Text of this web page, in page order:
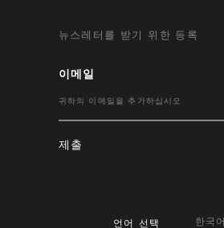
뉴스레터를 받기 위한 등록
이메일
제출
언어 선택 한국어